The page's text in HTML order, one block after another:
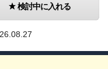
検討中に入れる